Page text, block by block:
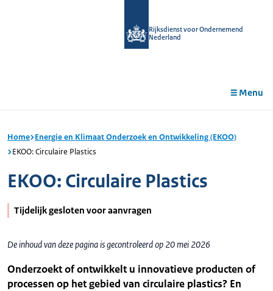
Rijksdienst voor Ondernemend
Nederland
Menu
Home Energie en Klimaat Onderzoek en Ontwikkeling (EKOO)
EKOO: Circulaire Plastics
EKOO: Circulaire Plastics
Tijdelijk gesloten voor aanvragen
De inhoud van deze pagina is gecontroleerd op 20 mei 2026
Onderzoekt of ontwikkelt u innovatieve producten of
processen op het gebied van circulaire plastics? En